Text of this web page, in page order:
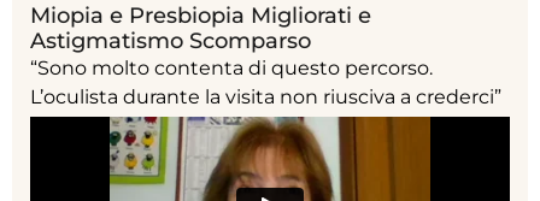
Miopia e Presbiopia Migliorati e
Astigmatismo Scomparso
“Sono molto contenta di questo percorso.
L’oculista durante la visita non riusciva a crederci”